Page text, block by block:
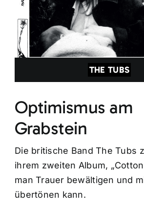
THE TUBS
Optimismus am
Grabstein
Die britische Band The Tubs
ihrem zweiten Album,
man Trauer bewältigen und
übertönen kann.